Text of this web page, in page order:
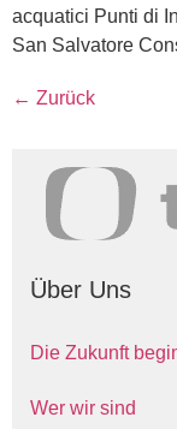
acquatici Punti di
San Salvatore
← Zurück
Über Uns
Die Zukunft
Wer wir sind